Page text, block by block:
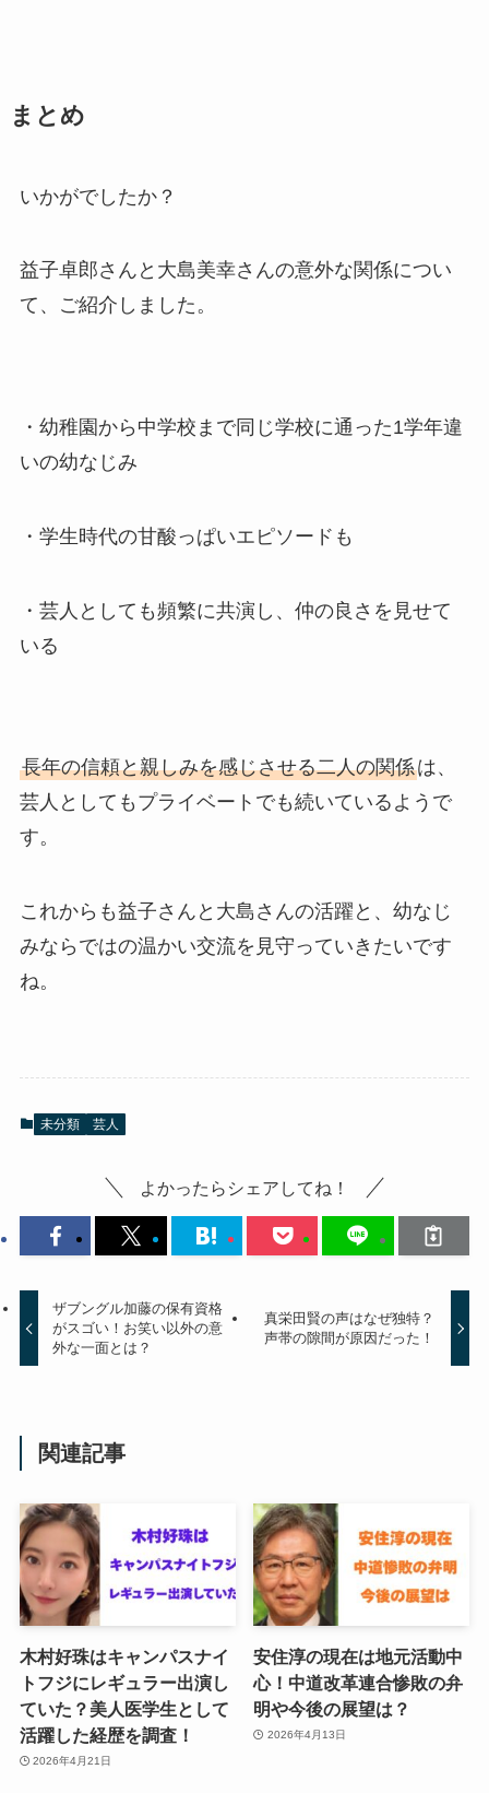
まとめ
いかがでしたか？
益子卓郎さんと大島美幸さんの意外な関係につい
て、ご紹介しました。
・幼稚園から中学校まで同じ学校に通った1学年違
いの幼なじみ
・学生時代の甘酸っぱいエピソードも
・芸人としても頻繁に共演し、仲の良さを見せて
いる
長年の信頼と親しみを感じさせる二人の関係は、
芸人としてもプライベートでも続いているようで
す。
これからも益子さんと大島さんの活躍と、幼なじ
みならではの温かい交流を見守っていきたいです
ね。
未分類 芸人
よかったらシェアしてね！
ザブングル加藤の保有資格
がスゴい！お笑い以外の意
外な一面とは？
真栄田賢の声はなぜ独特？
声帯の隙間が原因だった！
関連記事
木村好珠はキャンパスナイ
トフジにレギュラー出演し
ていた？美人医学生として
活躍した経歴を調査！
2026年4月21日
安住淳の現在は地元活動中
心！中道改革連合惨敗の弁
明や今後の展望は？
2026年4月13日